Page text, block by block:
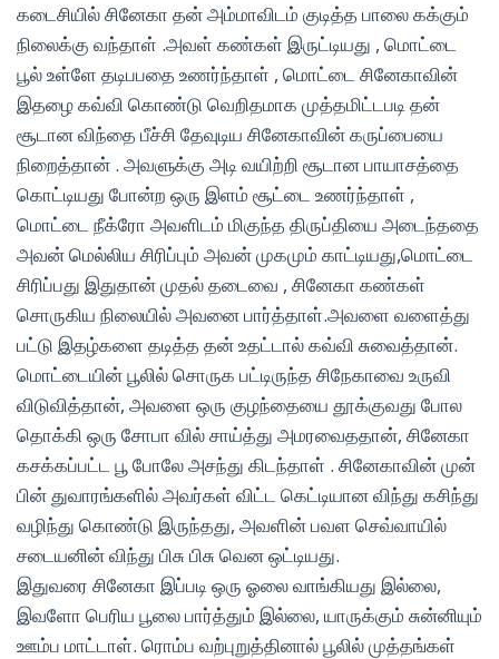
கடைசியில் சினேகா தன் அம்மாவிடம் குடித்த பாலை கக்கும்
நிலைக்கு வந்தாள் .அவள் கண்கள் இருட்டியது , மொட்டை
பூல் உள்ளே தடிபபதை உணர்ந்தாள் , மொட்டை சினேகாவின்
இதழை கவ்வி கொண்டு வெறிதமாக முத்தமிட்டபடி தன்
சூடான விந்தை பீச்சி தேவுடிய சினேகாவின் கருப்பையை
நிறைத்தான் . அவளுக்கு அடி வயிற்றி சூடான பாயாசத்தை
கொட்டியது போன்ற ஒரு இளம் சூட்டை உணர்ந்தாள் ,
மொட்டை நீக்ரோ அவளிடம் மிகுந்த திருப்தியை அடைந்ததை
அவன் மெல்லிய சிரிப்பும் அவன் முகமும் காட்டியது,மொட்டை
சிரிப்பது இதுதான் முதல் தடைவை , சினேகா கண்கள்
சொருகிய நிலையில் அவனை பார்த்தாள்.அவளை வளைத்து
பட்டு இதழ்களை தடித்த தன் உதட்டால் கவ்வி சுவைத்தான்.
மொட்டையின் பூலில் சொருக பட்டிருந்த சிநேகாவை உருவி
விடுவித்தான், அவளை ஒரு குழந்தையை தூக்குவது போல
தொக்கி ஒரு சோபா வில் சாய்த்து அமரவைததான், சினேகா
கசக்கப்பட்ட பூ போலே அசந்து கிடந்தாள் . சினேகாவின் முன்
பின் துவாரங்களில் அவர்கள் விட்ட கெட்டியான விந்து கசிந்து
வழிந்து கொண்டு இருந்தது, அவளின் பவள செவ்வாயில்
சடையனின் விந்து பிசு பிசு வென ஒட்டியது.
இதுவரை சினேகா இப்படி ஒரு ஓலை வாங்கியது இல்லை,
இவளோ பெரிய பூலை பார்த்தும் இல்லை, யாருக்கும் சுன்னியும்
ஊம்ப மாட்டாள். ரொம்ப வற்புறுத்தினால் பூலில் முத்தங்கள்